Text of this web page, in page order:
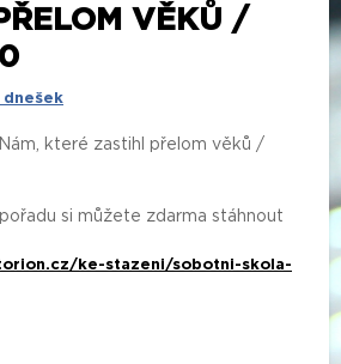
VĚKŮ /
dnešek
které zastihl přelom věků /
si můžete zdarma stáhnout
ke-stazeni/sobotni-skola-